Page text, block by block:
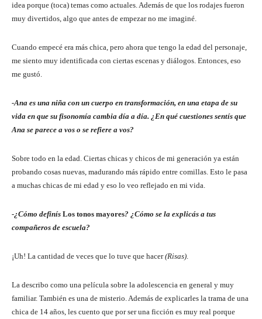
idea porque (toca) temas como actuales. Además de que los rodajes fueron
muy divertidos, algo que antes de empezar no me imaginé.
Cuando empecé era más chica, pero ahora que tengo la edad del personaje,
me siento muy identificada con ciertas escenas y diálogos. Entonces, eso
me gustó.
-Ana es una niña con un cuerpo en transformación, en una etapa de su
vida en que su fisonomía cambia día a día. ¿En qué cuestiones sentís que
Ana se parece a vos o se refiere a vos?
Sobre todo en la edad. Ciertas chicas y chicos de mi generación ya están
probando cosas nuevas, madurando más rápido entre comillas. Esto le pasa
a muchas chicas de mi edad y eso lo veo reflejado en mi vida.
-¿Cómo definís Los tonos mayores? ¿Cómo se la explicás a tus
compañeros de escuela?
¡Uh! La cantidad de veces que lo tuve que hacer(Risas).
La describo como una película sobre la adolescencia en general y muy
familiar. También es una de misterio. Además de explicarles la trama de una
chica de 14 años, les cuento que por ser una ficción es muy real porque